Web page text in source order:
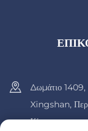
Δωμάτιο
Xingshan,
Κίνα.